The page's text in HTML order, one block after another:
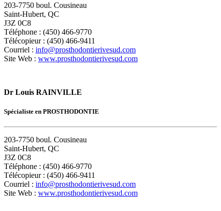
203-7750 boul. Cousineau
Saint-Hubert, QC
J3Z 0C8
Téléphone : (450) 466-9770
Télécopieur : (450) 466-9411
Courriel : info@prosthodontierivesud.com
Site Web : www.prosthodontierivesud.com
Dr Louis RAINVILLE
Spécialiste en PROSTHODONTIE
203-7750 boul. Cousineau
Saint-Hubert, QC
J3Z 0C8
Téléphone : (450) 466-9770
Télécopieur : (450) 466-9411
Courriel : info@prosthodontierivesud.com
Site Web : www.prosthodontierivesud.com